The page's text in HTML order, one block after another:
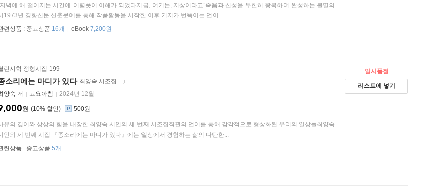
녁에 해 떨어지는 시간에 어렴풋이 이해가 되었다지금, 여기는, 지상이라고”죽음과 신성을 무한히 왕복하며 완성하는 불멸의
1973년 경향신문 신춘문예를 통해 작품활동을 시작한 이후 기지가 번뜩이는 언어...
련상품 : 중고상품 16개 eBook 7,200원
린시학 정형시집-199
소리에는 마디가 있다 최양숙 시조집
양숙 저 고요아침 2024년 12월
10%
원 500원
유의 깊이와 상상의 힘을 내장한 최양숙 시인의 세 번째 시조집직관의 언어를 통해 감각적으로 형상화된 우리의 일상들최양숙
인의 세 번째 시집 『종소리에는 마디가 있다』에는 일상에서 경험하는 삶의 다단한...
련상품 : 중고상품 5개
일시품절
리스트에 넣기